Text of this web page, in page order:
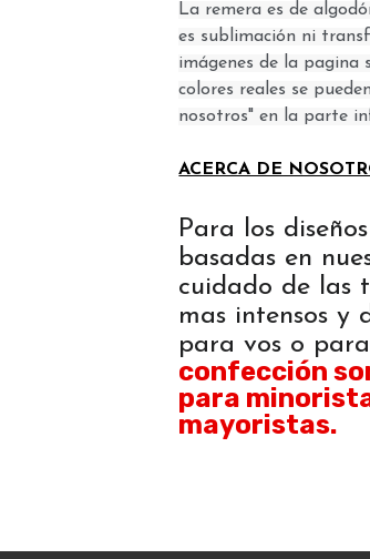
La remera es de
es sublimación ni
imágenes de la
colores reales se
nosotros" en la parte
ACERCA DE
Para los
basadas en
cuidado de las
mas intensos y
para vos o
confección
para
mayoristas.